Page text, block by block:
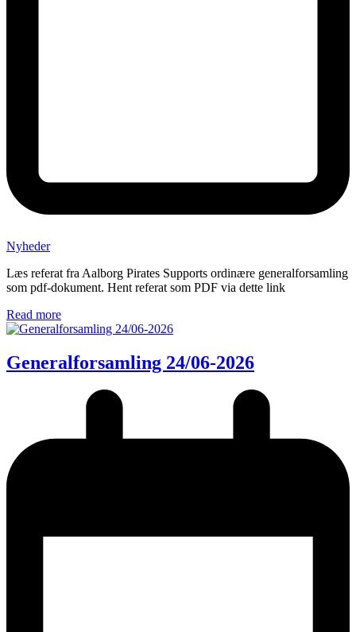
Nyheder
Læs referat fra Aalborg Pirates Supports ordinære generalforsamling
som pdf-dokument. Hent referat som PDF via dette link
Read more
Generalforsamling 24/06-2026